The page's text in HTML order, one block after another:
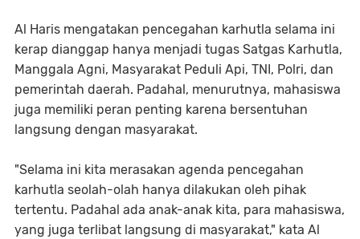
Al Haris mengatakan pencegahan karhutla selama ini
kerap dianggap hanya menjadi tugas Satgas Karhutla,
Manggala Agni, Masyarakat Peduli Api, TNI, Polri, dan
pemerintah daerah. Padahal, menurutnya, mahasiswa
juga memiliki peran penting karena bersentuhan
langsung dengan masyarakat.
"Selama ini kita merasakan agenda pencegahan
karhutla seolah-olah hanya dilakukan oleh pihak
tertentu. Padahal ada anak-anak kita, para mahasiswa,
yang juga terlibat langsung di masyarakat," kata Al